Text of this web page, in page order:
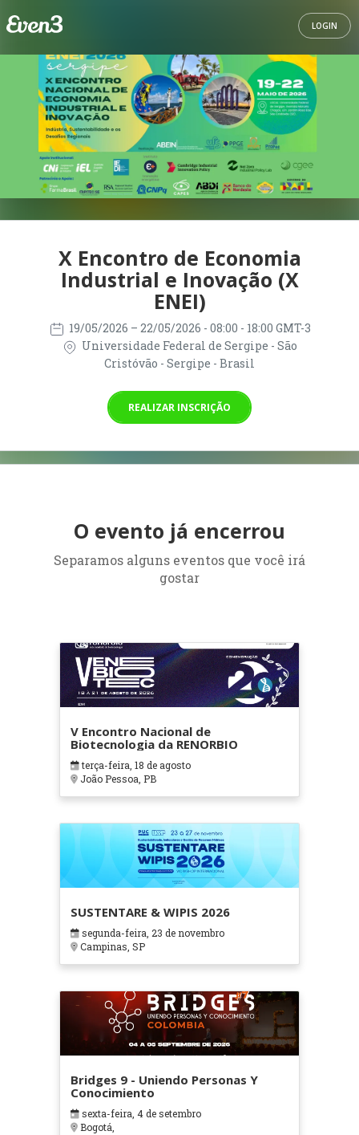
LOGIN
X Encontro de Economia
Industrial e Inovação (X
ENEI)
19/05/2026 – 22/05/2026 - 08:00 - 18:00 GMT-3
Universidade Federal de Sergipe - São
Cristóvão - Sergipe - Brasil
REALIZAR INSCRIÇÃO
O evento já encerrou
Separamos alguns eventos que você irá
gostar
V Encontro Nacional de
Biotecnologia da RENORBIO
terça-feira, 18 de agosto
João Pessoa, PB
SUSTENTARE & WIPIS 2026
segunda-feira, 23 de novembro
Campinas, SP
Bridges 9 - Uniendo Personas Y
Conocimiento
sexta-feira, 4 de setembro
Bogotá,